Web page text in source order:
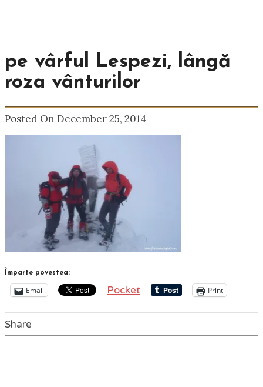
pe vârful Lespezi, lângă
roza vânturilor
Posted On December 25, 2014
Împarte povestea:
Email Pocket Print
Share